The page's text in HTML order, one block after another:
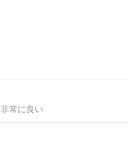
非常に良い